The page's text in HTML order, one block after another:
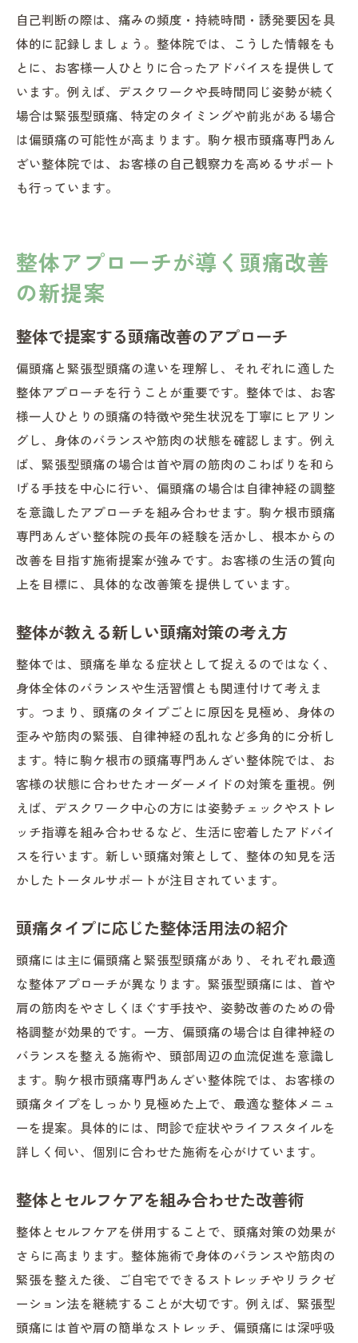
自己判断の際は、痛みの頻度・持続時間・誘発要因を具
体的に記録しましょう。整体院では、こうした情報をも
とに、お客様一人ひとりに合ったアドバイスを提供して
います。例えば、デスクワークや長時間同じ姿勢が続く
場合は緊張型頭痛、特定のタイミングや前兆がある場合
は偏頭痛の可能性が高まります。駒ケ根市頭痛専門あん
ざい整体院では、お客様の自己観察力を高めるサポート
も行っています。
整体アプローチが導く頭痛改善
の新提案
整体で提案する頭痛改善のアプローチ
偏頭痛と緊張型頭痛の違いを理解し、それぞれに適した
整体アプローチを行うことが重要です。整体では、お客
様一人ひとりの頭痛の特徴や発生状況を丁寧にヒアリン
グし、身体のバランスや筋肉の状態を確認します。例え
ば、緊張型頭痛の場合は首や肩の筋肉のこわばりを和ら
げる手技を中心に行い、偏頭痛の場合は自律神経の調整
を意識したアプローチを組み合わせます。駒ケ根市頭痛
専門あんざい整体院の長年の経験を活かし、根本からの
改善を目指す施術提案が強みです。お客様の生活の質向
上を目標に、具体的な改善策を提供しています。
整体が教える新しい頭痛対策の考え方
整体では、頭痛を単なる症状として捉えるのではなく、
身体全体のバランスや生活習慣とも関連付けて考えま
す。つまり、頭痛のタイプごとに原因を見極め、身体の
歪みや筋肉の緊張、自律神経の乱れなど多角的に分析し
ます。特に駒ケ根市の頭痛専門あんざい整体院では、お
客様の状態に合わせたオーダーメイドの対策を重視。例
えば、デスクワーク中心の方には姿勢チェックやストレ
ッチ指導を組み合わせるなど、生活に密着したアドバイ
スを行います。新しい頭痛対策として、整体の知見を活
かしたトータルサポートが注目されています。
頭痛タイプに応じた整体活用法の紹介
頭痛には主に偏頭痛と緊張型頭痛があり、それぞれ最適
な整体アプローチが異なります。緊張型頭痛には、首や
肩の筋肉をやさしくほぐす手技や、姿勢改善のための骨
格調整が効果的です。一方、偏頭痛の場合は自律神経の
バランスを整える施術や、頭部周辺の血流促進を意識し
ます。駒ケ根市頭痛専門あんざい整体院では、お客様の
頭痛タイプをしっかり見極めた上で、最適な整体メニュ
ーを提案。具体的には、問診で症状やライフスタイルを
詳しく伺い、個別に合わせた施術を心がけています。
整体とセルフケアを組み合わせた改善術
整体とセルフケアを併用することで、頭痛対策の効果が
さらに高まります。整体施術で身体のバランスや筋肉の
緊張を整えた後、ご自宅でできるストレッチやリラクゼ
ーション法を継続することが大切です。例えば、緊張型
頭痛には首や肩の簡単なストレッチ、偏頭痛には深呼吸